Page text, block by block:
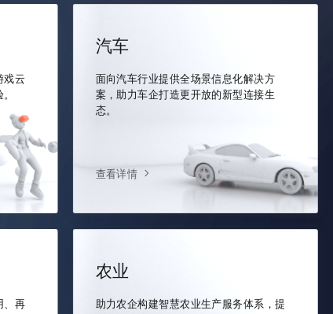
戏云
汽车
面向汽车行业提供全场景信息化解决方
案，助力车企打造更开放的新型连接生
态。
查看详情
、再
农业
助力农企构建智慧农业生产服务体系，提